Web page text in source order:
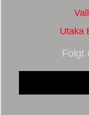
Utaka
Folgt